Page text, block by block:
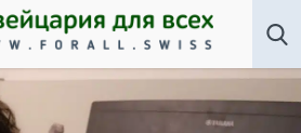
ноты с Татьяной Поло